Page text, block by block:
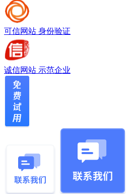
可信网站 身份验证
诚信网站 示范企业